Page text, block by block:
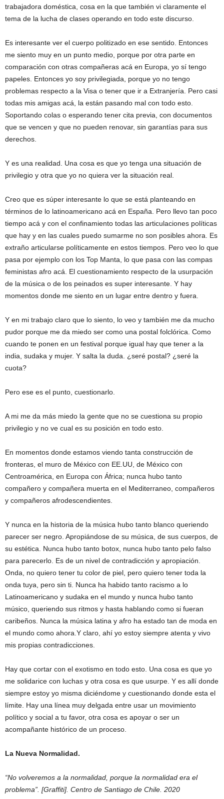
trabajadora doméstica, cosa en la que también vi claramente el
tema de la lucha de clases operando en todo este discurso.
Es interesante ver el cuerpo politizado en ese sentido. Entonces
me siento muy en un punto medio, porque por otra parte en
comparación con otras compañeras acá en Europa, yo sí tengo
papeles. Entonces yo soy privilegiada, porque yo no tengo
problemas respecto a la Visa o tener que ir a Extranjería. Pero casi
todas mis amigas acá, la están pasando mal con todo esto.
Soportando colas o esperando tener cita previa, con documentos
que se vencen y que no pueden renovar, sin garantías para sus
derechos.
Y es una realidad. Una cosa es que yo tenga una situación de
privilegio y otra que yo no quiera ver la situación real.
Creo que es súper interesante lo que se está planteando en
términos de lo latinoamericano acá en España. Pero llevo tan poco
tiempo acá y con el confinamiento todas las articulaciones políticas
que hay y en las cuales puedo sumarme no son posibles ahora. Es
extraño articularse políticamente en estos tiempos. Pero veo lo que
pasa por ejemplo con los Top Manta, lo que pasa con las compas
feministas afro acá. El cuestionamiento respecto de la usurpación
de la música o de los peinados es super interesante. Y hay
momentos donde me siento en un lugar entre dentro y fuera.
Y en mi trabajo claro que lo siento, lo veo y también me da mucho
pudor porque me da miedo ser como una postal folclórica. Como
cuando te ponen en un festival porque igual hay que tener a la
india, sudaka y mujer. Y salta la duda. ¿seré postal? ¿seré la
cuota?
Pero ese es el punto, cuestionarlo.
A mi me da más miedo la gente que no se cuestiona su propio
privilegio y no ve cual es su posición en todo esto.
En momentos donde estamos viendo tanta construcción de
fronteras, el muro de México con EE.UU, de México con
Centroamérica, en Europa con África; nunca hubo tanto
compañero y compañera muerta en el Mediterraneo, compañeros
y compañeros afrodescendientes.
Y nunca en la historia de la música hubo tanto blanco queriendo
parecer ser negro. Apropiándose de su música, de sus cuerpos, de
su estética. Nunca hubo tanto botox, nunca hubo tanto pelo falso
para parecerlo. Es de un nivel de contradicción y apropiación.
Onda, no quiero tener tu color de piel, pero quiero tener toda la
onda tuya, pero sin ti. Nunca ha habido tanto racismo a lo
Latinoamericano y sudaka en el mundo y nunca hubo tanto
músico, queriendo sus ritmos y hasta hablando como si fueran
caribeños. Nunca la música latina y afro ha estado tan de moda en
el mundo como ahora.Y claro, ahí yo estoy siempre atenta y vivo
mis propias contradicciones.
Hay que cortar con el exotismo en todo esto. Una cosa es que yo
me solidarice con luchas y otra cosa es que usurpe. Y es allí donde
siempre estoy yo misma diciéndome y cuestionando donde esta el
límite. Hay una línea muy delgada entre usar un movimiento
político y social a tu favor, otra cosa es apoyar o ser un
acompañante histórico de un proceso.
La Nueva Normalidad.
“No volveremos a la normalidad, porque la normalidad era el
problema”. [Graffiti]. Centro de Santiago de Chile. 2020